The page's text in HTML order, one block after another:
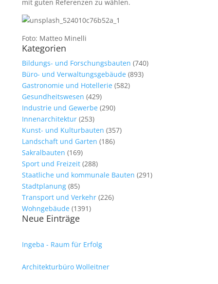
mit guten Referenzen zu wählen.
Foto: Matteo Minelli
Kategorien
Bildungs- und Forschungsbauten (740)
Büro- und Verwaltungsgebäude(893)
Gastronomie und Hotellerie(582)
Gesundheitswesen (429)
Industrie und Gewerbe(290)
Innenarchitektur(253)
Kunst- und Kulturbauten (357)
Landschaft und Garten (186)
Sakralbauten (169)
Sport und Freizeit(288)
Staatliche und kommunale Bauten (291)
Stadtplanung(85)
Transport und Verkehr(226)
Wohngebäude(1391)
Neue Einträge
Ingeba - Raum für Erfolg
Architekturbüro Wolleitner